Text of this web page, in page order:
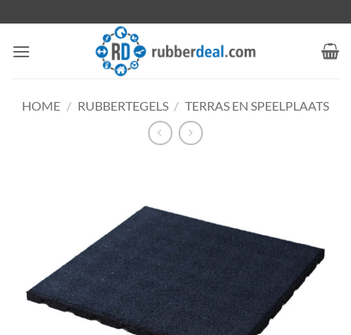
naar
inhoud
HOME / RUBBERTEGELS / TERRAS EN SPEELPLAATS